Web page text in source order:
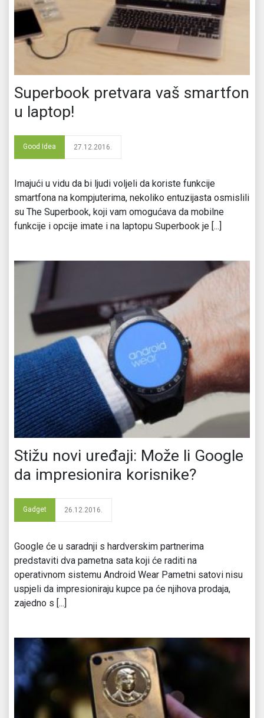
Superbook pretvara vaš smartfon
u laptop!
Good Idea 27.12.2016.
Imajući u vidu da bi ljudi voljeli da koriste funkcije
smartfona na kompjuterima, nekoliko entuzijasta osmislili
su The Superbook, koji vam omogućava da mobilne
funkcije i opcije imate i na laptopu Superbook je [...]
Stižu novi uređaji: Može li Google
da impresionira korisnike?
Gadget 26.12.2016.
Google će u saradnji s hardverskim partnerima
predstaviti dva pametna sata koji će raditi na
operativnom sistemu Android Wear Pametni satovi nisu
uspjeli da impresioniraju kupce pa će njihova prodaja,
zajedno s [...]